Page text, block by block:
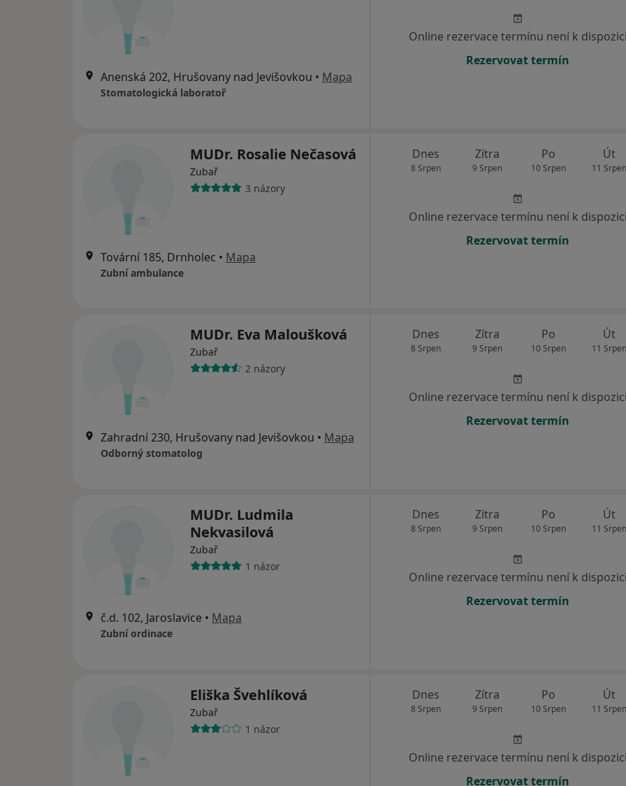
Anenská 202, Hrušovany nad Jevišovkou • Mapa
Stomatologická laboratoř
Online rezervace termínu není k dispozici
Rezervovat termín
MUDr. Rosalie Nečasová
Zubař
3 názory
Tovární 185, Drnholec • Mapa
Zubní ambulance
Dnes
8 Srpen
Zítra
9 Srpen
Po
10 Srpen
Út
11 Srpen
Online rezervace termínu není k dispozici
Rezervovat termín
MUDr. Eva Maloušková
Zubař
2 názory
Zahradní 230, Hrušovany nad Jevišovkou • Mapa
Odborný stomatolog
Dnes
8 Srpen
Zítra
9 Srpen
Po
10 Srpen
Út
11 Srpen
Online rezervace termínu není k dispozici
Rezervovat termín
MUDr. Ludmila
Nekvasilová
Zubař
1 názor
č.d. 102, Jaroslavice • Mapa
Zubní ordinace
Dnes
8 Srpen
Zítra
9 Srpen
Po
10 Srpen
Út
11 Srpen
Online rezervace termínu není k dispozici
Rezervovat termín
Eliška Švehlíková
Zubař
1 názor
Dnes
8 Srpen
Zítra
9 Srpen
Po
10 Srpen
Út
11 Srpen
Online rezervace termínu není k dispozici
Rezervovat termín